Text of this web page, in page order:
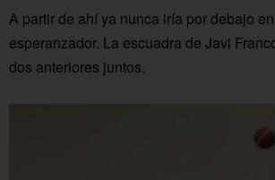
A partir de ahí ya nunca iría por debajo
esperanzador. La escuadra de Javi
dos anteriores juntos.